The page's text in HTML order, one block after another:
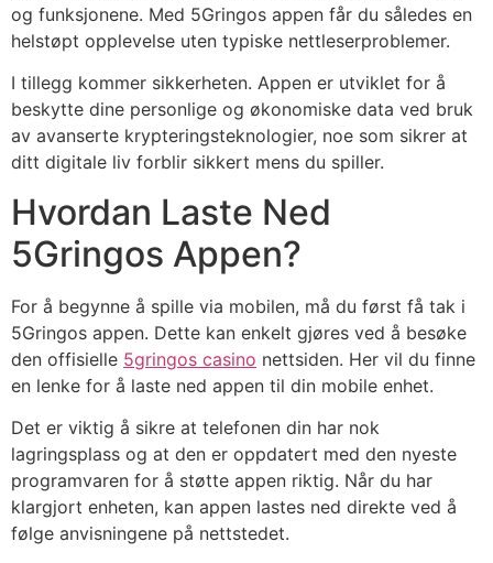
og funksjonene. Med 5Gringos appen får du således en
helstøpt opplevelse uten typiske nettleserproblemer.
I tillegg kommer sikkerheten. Appen er utviklet for å
beskytte dine personlige og økonomiske data ved bruk
av avanserte krypteringsteknologier, noe som sikrer at
ditt digitale liv forblir sikkert mens du spiller.
Hvordan Laste Ned
5Gringos Appen?
For å begynne å spille via mobilen, må du først få tak i
5Gringos appen. Dette kan enkelt gjøres ved å besøke
den offisielle 5gringos casino nettsiden. Her vil du finne
en lenke for å laste ned appen til din mobile enhet.
Det er viktig å sikre at telefonen din har nok
lagringsplass og at den er oppdatert med den nyeste
programvaren for å støtte appen riktig. Når du har
klargjort enheten, kan appen lastes ned direkte ved å
følge anvisningene på nettstedet.